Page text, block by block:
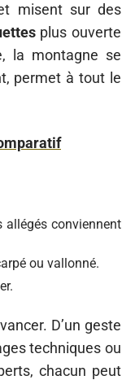
misent sur des
plus ouverte
la montagne se
permet à tout le
allégés conviennent
ou vallonné.
D’un geste
techniques ou
chacun peut